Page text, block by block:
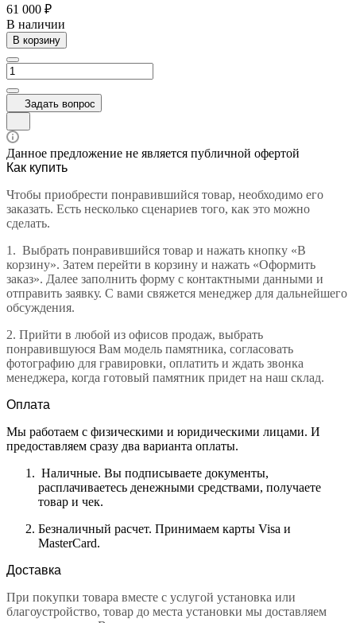
61 000 ₽
В наличии
В корзину
Задать вопрос
Данное предложение не является публичной офертой
Как купить
Чтобы приобрести понравившийся товар, необходимо его
заказать. Есть несколько сценариев того, как это можно
сделать.
1. Выбрать понравившийся товар и нажать кнопку «В
корзину». Затем перейти в корзину и нажать «Оформить
заказ». Далее заполнить форму с контактными данными и
отправить заявку. С вами свяжется менеджер для дальнейшего
обсуждения.
2. Прийти в любой из офисов продаж, выбрать
понравившуюся Вам модель памятника, согласовать
фотографию для гравировки, оплатить и ждать звонка
менеджера, когда готовый памятник придет на наш склад.
Оплата
Мы работаем с физическими и юридическими лицами. И
предоставляем сразу два варианта оплаты.
Наличные. Вы подписываете документы,
расплачиваетесь денежными средствами, получаете
товар и чек.
Безналичный расчет. Принимаем карты Visa и
MasterCard.
Доставка
При покупки товара вместе с услугой установка или
благоустройство, товар до места установки мы доставляем